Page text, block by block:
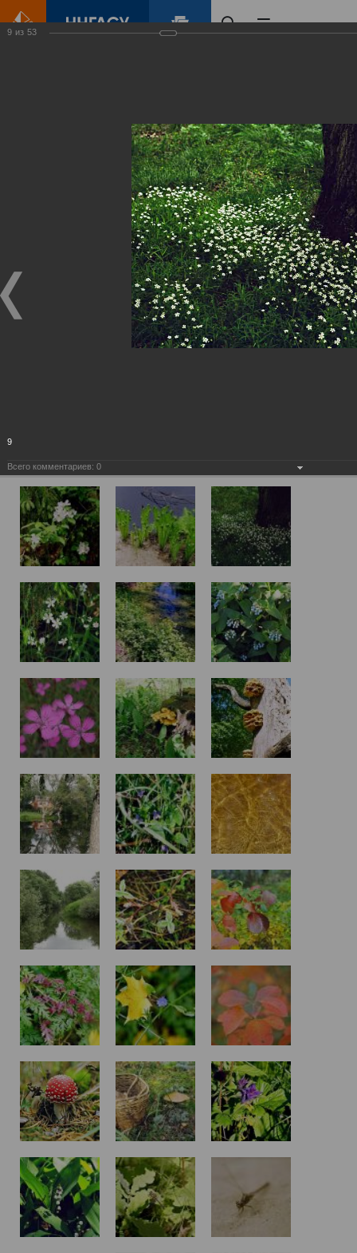
Виртуальные
выставки
(фотоальбомы)
9 из 53
9
Всего комментариев: 0